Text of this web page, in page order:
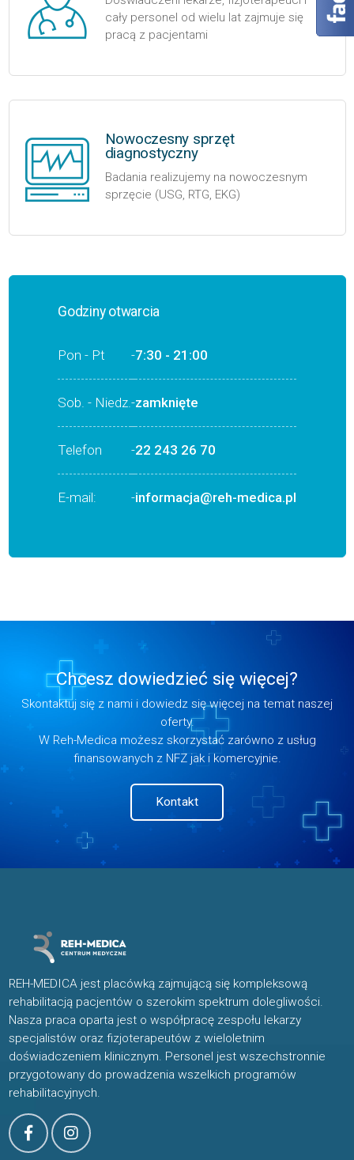
cały personel od wielu lat zajmuje się
pracą z pacjentami
Nowoczesny sprzęt
diagnostyczny
Badania realizujemy na nowoczesnym
sprzęcie (USG, RTG, EKG)
Godziny otwarcia
Pon - Pt -7:30 - 21:00
Sob. - Niedz.-zamknięte
Telefon -22 243 26 70
E-mail: -informacja@reh-medica.pl
Chcesz dowiedzieć się więcej?
Skontaktuj się z nami i dowiedz się więcej na temat naszej
oferty.
W Reh-Medica możesz skorzystać zarówno z usług
finansowanych z NFZ jak i komercyjnie.
Kontakt
REH-MEDICA jest placówką zajmującą się kompleksową
rehabilitacją pacjentów o szerokim spektrum dolegliwości.
Nasza praca oparta jest o współpracę zespołu lekarzy
specjalistów oraz fizjoterapeutów z wieloletnim
doświadczeniem klinicznym. Personel jest wszechstronnie
przygotowany do prowadzenia wszelkich programów
rehabilitacyjnych.